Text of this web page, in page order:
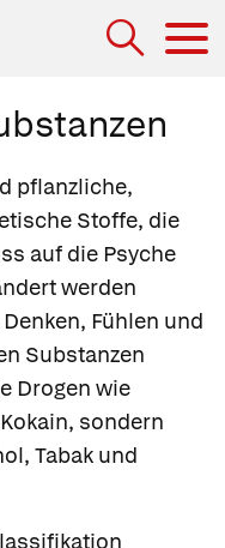
pflanzliche,
Stoffe, die
auf die Psyche
werden
Fühlen und
Substanzen
Drogen wie
sondern
Tabak und